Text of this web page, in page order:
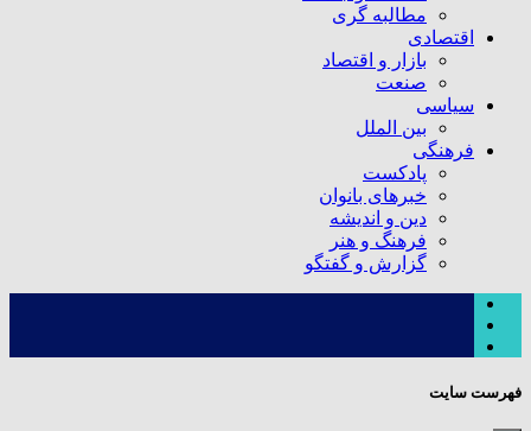
مطالبه گری
اقتصادی
بازار و اقتصاد
صنعت
سیاسی
بین الملل
فرهنگی
پادکست
خبرهای بانوان
دین و اندیشه
فرهنگ و هنر
گزارش و گفتگو
فهرست سایت